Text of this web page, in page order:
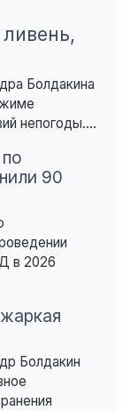
Болдакина
непогоды....
90
в 2026
Болдакин